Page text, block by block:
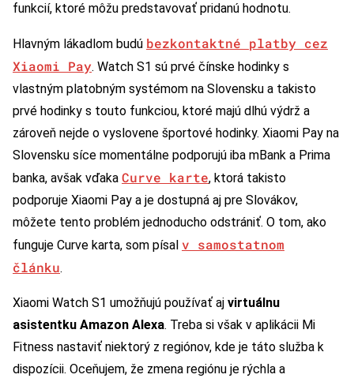
funkcií, ktoré môžu predstavovať pridanú hodnotu.
Hlavným lákadlom budú bezkontaktné platby cez
Xiaomi Pay. Watch S1 sú prvé čínske hodinky s
vlastným platobným systémom na Slovensku a takisto
prvé hodinky s touto funkciou, ktoré majú dlhú výdrž a
zároveň nejde o vyslovene športové hodinky. Xiaomi Pay na
Slovensku síce momentálne podporujú iba mBank a Prima
banka, avšak vďaka Curve karte, ktorá takisto
podporuje Xiaomi Pay a je dostupná aj pre Slovákov,
môžete tento problém jednoducho odstrániť. O tom, ako
funguje Curve karta, som písal v samostatnom
článku.
Xiaomi Watch S1 umožňujú používať aj virtuálnu
asistentku Amazon Alexa. Treba si však v aplikácii Mi
Fitness nastaviť niektorý z regiónov, kde je táto služba k
dispozícii. Oceňujem, že zmena regiónu je rýchla a